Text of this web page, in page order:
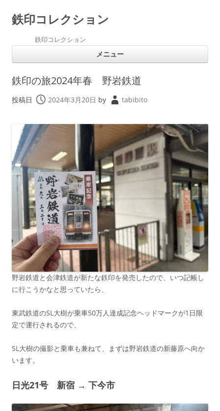
鉄印コレクション
鉄印コレクション
メニュー
鉄印の旅2024年春 野岩鉄道
投稿日 2024年3月20日 by tabibito
野岩鉄道と会津鉄道が新たな鉄印を発売したので、いつ記帳し
に行こうかなと思っていたら、
東武鉄道のSL大樹が乗車50万人達成記念ヘッドマークが1日限
定で運行されるので、
SL大樹の撮影と乗車も兼ねて、まずは野岩鉄道の新藤原へ向か
います。
日光21号 新宿 → 下今市